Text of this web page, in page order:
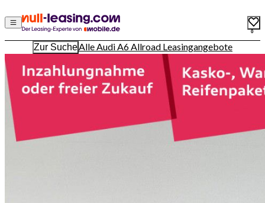
0
Zur SucheAlle Audi A6 Allroad Leasingangebote